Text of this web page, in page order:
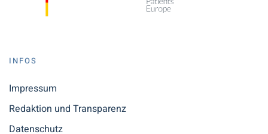
INFOS
Impressum
Redaktion und Transparenz
Datenschutz